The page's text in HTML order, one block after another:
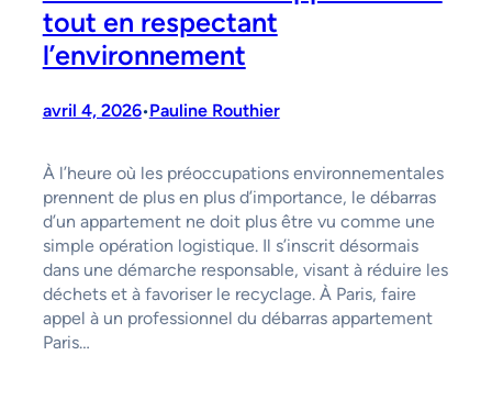
tout en respectant
l’environnement
avril 4, 2026•Pauline Routhier
À l’heure où les préoccupations environnementales
prennent de plus en plus d’importance, le débarras
d’un appartement ne doit plus être vu comme une
simple opération logistique. Il s’inscrit désormais
dans une démarche responsable, visant à réduire les
déchets et à favoriser le recyclage. À Paris, faire
appel à un professionnel du débarras appartement
Paris…